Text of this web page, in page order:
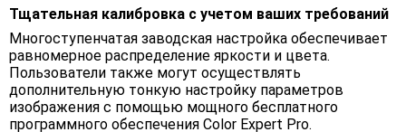
Тщательная калибровка с учетом ваших требований
Многоступенчатая заводская настройка обеспечивает
равномерное распределение яркости и цвета.
Пользователи также могут осуществлять
дополнительную тонкую настройку параметров
изображения с помощью мощного бесплатного
программного обеспечения Color Expert Pro.